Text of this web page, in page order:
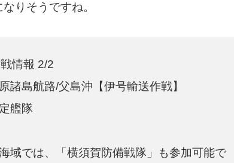
りそうですね。
情報 2/2
諸島航路/父島沖【伊号輸送作戦】
艦隊
域では、「横須賀防備戦隊」も参加可能で